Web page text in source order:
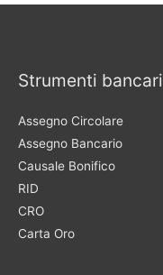
Strumenti bancari
Assegno Circolare
Assegno Bancario
Causale Bonifico
RID
CRO
Carta Oro